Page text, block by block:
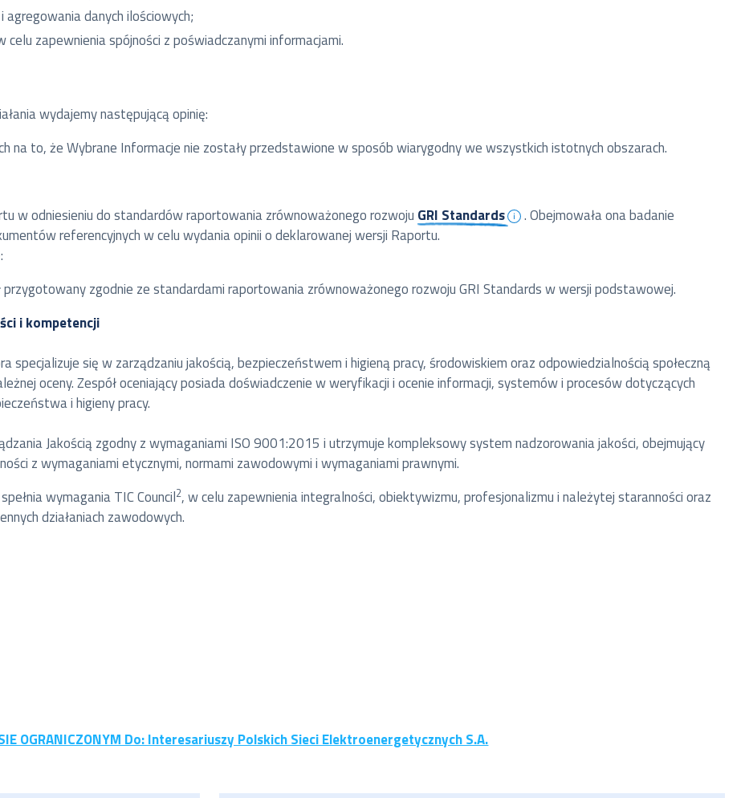
danych ilościowych;
zapewnienia spójności z poświadczanymi informacjami.
wydajemy następującą opinię:
na to, że Wybrane Informacje nie zostały przedstawione w sposób wiarygodny we wszystkich istotnych obszarach.
w odniesieniu do standardów raportowania zrównoważonego rozwoju GRI Standards
. Obejmowała ona badanie
referencyjnych w celu wydania opinii o deklarowanej wersji Raportu.
zgodnie ze standardami raportowania zrównoważonego rozwoju GRI Standards w wersji podstawowej.
i kompetencji
specjalizuje się w zarządzaniu jakością, bezpieczeństwem i higieną pracy, środowiskiem oraz odpowiedzialnością społeczną
oceny. Zespół oceniający posiada doświadczenie w weryfikacji i ocenie informacji, systemów i procesów dotyczących
i higieny pracy.
Jakością zgodny z wymaganiami ISO 9001:2015 i utrzymuje kompleksowy system nadzorowania jakości, obejmujący
z wymaganiami etycznymi, normami zawodowymi i wymaganiami prawnymi.
wymagania TIC Council2, w celu zapewnienia integralności, obiektywizmu, profesjonalizmu i należytej staranności oraz
działaniach zawodowych.
OGRANICZONYM Do: Interesariuszy Polskich Sieci Elektroenergetycznych S.A.